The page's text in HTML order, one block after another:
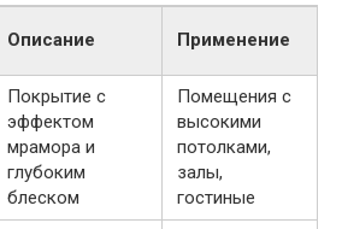
Описание Применение
Покрытие с
эффектом
мрамора и
глубоким
блеском
Помещения с
высокими
потолками,
залы,
гостиные